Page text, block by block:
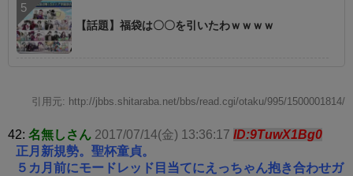
【話題】福袋は〇〇を引いたわｗｗｗｗ
引用元: http://jbbs.shitaraba.net/bbs/read.cgi/otaku/995/1500001814/
42: 名無しさん 2017/07/14(金) 13:36:17 ID:9TuwX1Bg0
正月新規勢。聖杯童貞。
５カ月前にモードレッド目当てにえっちゃん抱き合わせガ